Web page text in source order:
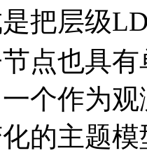
把层级
点也具
个作为
的主题模